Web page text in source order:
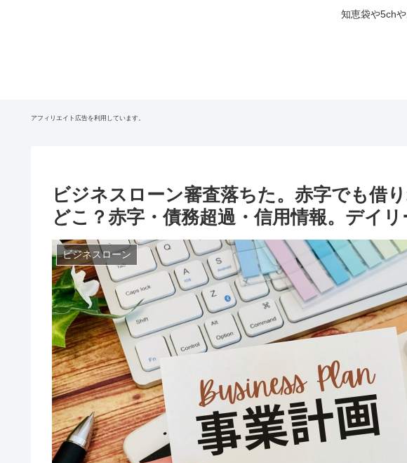
知恵袋や5ch
アフィリエイト広告を利用しています。
ビジネスローン審査落ちた。赤字でも借
どこ？赤字・債務超過・信用情報。デイ
ビジネスローン